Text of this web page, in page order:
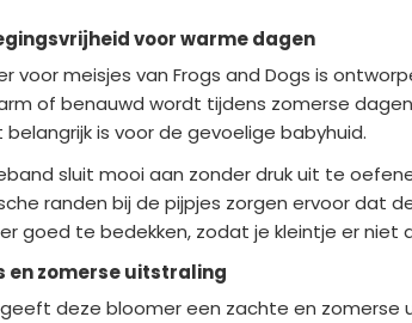
voor warme dagen
voor meisjes van Frogs and Dogs is
of benauwd wordt tijdens zomerse
belangrijk is voor de gevoelige babyhuid.
sluit mooi aan zonder druk uit te
randen bij de pijpjes zorgen ervoor dat
goed te bedekken, zodat je kleintje er
en zomerse uitstraling
deze bloomer een zachte en zomerse